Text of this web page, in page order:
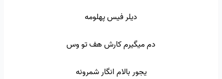
دیلر فیس پهلومه
دم میگیرم کارش هف تو وس
یجور بالام انگار شمرونه